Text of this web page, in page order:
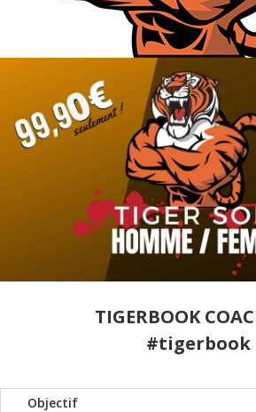
TIGERBOOK
#tigerbook
Objectif